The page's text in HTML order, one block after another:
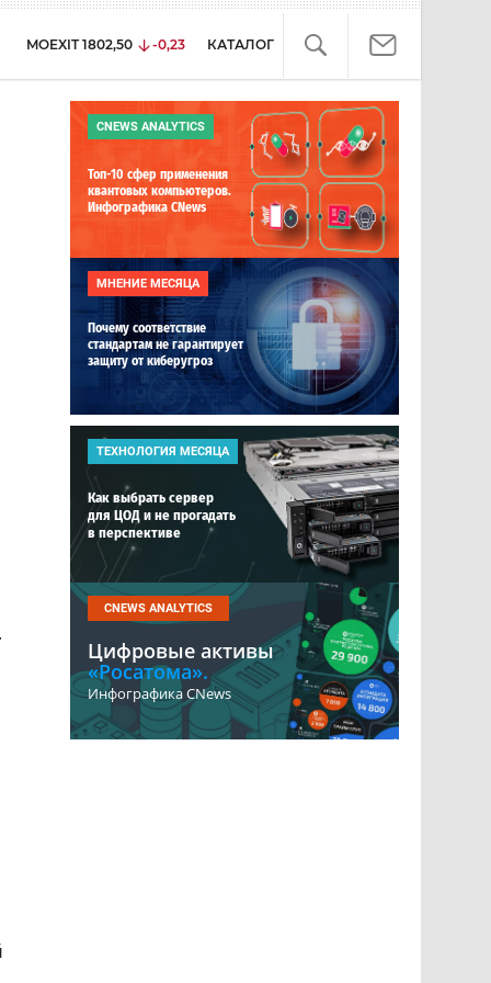
MOEXIT 1802,50 -0,23 КАТАЛОГ
CNEWS ANALYTICS
Топ-10 сфер применения
квантовых компьютеров.
Инфографика CNews
МНЕНИЕ МЕСЯЦА
Почему соответствие
стандартам не гарантирует
защиту от киберугроз
ТЕХНОЛОГИЯ МЕСЯЦА
Как выбрать сервер
для ЦОД и не прогадать
в перспективе
CNEWS ANALYTICS
Цифровые активы
«Росатома».
Инфографика CNews